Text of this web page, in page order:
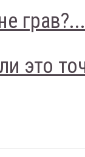
грав?...
это